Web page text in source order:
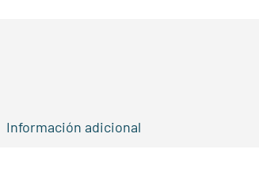
Información adicional